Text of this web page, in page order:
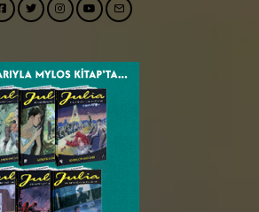
Facebook
TwitterInstagram
YouTubeEmail